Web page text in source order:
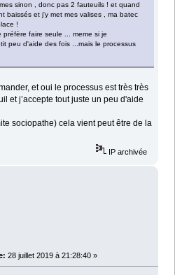
sinon , donc pas 2 fauteuils ! et quand
baissés et j'y met mes valises , ma batec
!
faire seule ... meme si je
peu d'aide des fois ...mais le processus
et oui le processus est très très
et j’accepte tout juste un peu d'aide
sociopathe) cela vient peut être de la
IP archivée
28 juillet 2019 à 21:28:40 »